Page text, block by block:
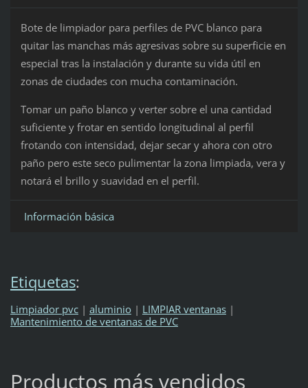
Bote de limpiador para perfiles de PVC blanco para
quitar las manchas más agresivas sobre su superficie en
especial tras la instalación y durante su vida útil en
zonas de ciudades con mucha contaminación.
Tomar un paño blanco y verter sobre el una cantidad
suficiente y frotar en sentido longitudinal al perfil
frotando con intensidad, dejar secar y ahora con otro
paño pero este seco pulimentar la zona limpiada, vera y
notará el brillo y suavidad en el perfil.
Información básica
Etiquetas:
Limpiador pvc | aluminio | LIMPIAR ventanas |
Mantenimiento de ventanas de PVC
Productos más vendidos